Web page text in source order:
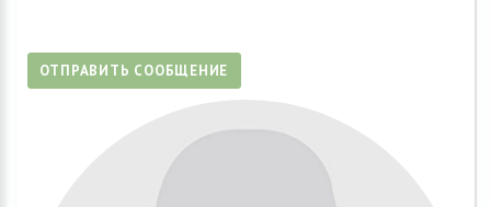
ОТПРАВИТЬ СООБЩЕНИЕ